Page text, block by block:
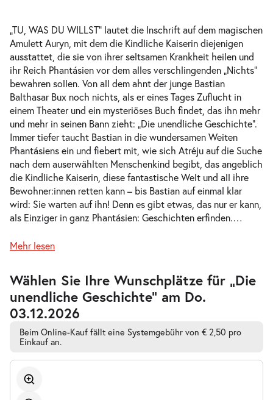
Die unendliche Geschichte-
Fr.
02.10.2026
Fr. 02.10.2026
16:00–18:00 Uhr
Tickets
Die unendliche Geschichte-
Mi.
11.11.2026
Mi. 11.11.2026
10:30–12:30 Uhr
Tickets
Mi.
11.11.2026
Mi. 11.11.2026
16:00–18:00 Uhr
Tickets
„TU, WAS DU WILLST“ lautet die Inschrift auf dem magischen
Amulett Auryn, mit dem die Kindliche Kaiserin diejenigen
ausstattet, die sie von ihrer seltsamen Krankheit heilen und
ihr Reich Phantásien vor dem alles verschlingenden „Nichts“
bewahren sollen. Von all dem ahnt der junge Bastian
Balthasar Bux noch nichts, als er eines Tages Zuflucht in
einem Theater und ein mysteriöses Buch findet, das ihn mehr
und mehr in seinen Bann zieht: „Die unendliche Geschichte“.
Immer tiefer taucht Bastian in die wundersamen Weiten
Phantásiens ein und fiebert mit, wie sich Atréju auf die Suche
nach dem auserwählten Menschenkind begibt, das angeblich
die Kindliche Kaiserin, diese fantastische Welt und all ihre
Bewohner:innen retten kann – bis Bastian auf einmal klar
wird: Sie warten auf ihn! Denn es gibt etwas, das nur er kann,
als Einziger in ganz Phantásien: Geschichten erfinden.…
Mehr lesen
Wählen Sie Ihre Wunschplätze für „Die
unendliche Geschichte” am Do.
03.12.2026
Beim Online-Kauf fällt eine Systemgebühr von € 2,50 pro
Einkauf an.
Zur
barrierefreien
automatischen
Bestplatzwahl